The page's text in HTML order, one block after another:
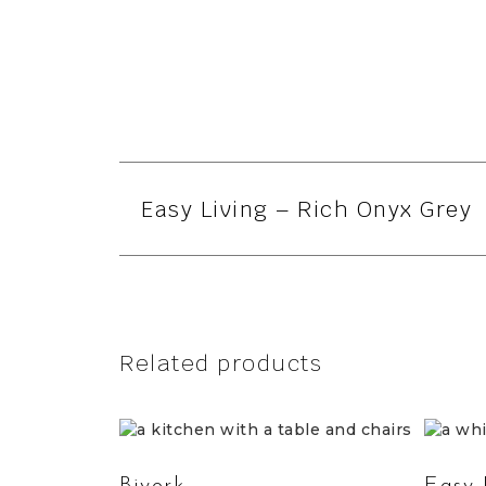
Easy Living – Rich Onyx Grey
Related products